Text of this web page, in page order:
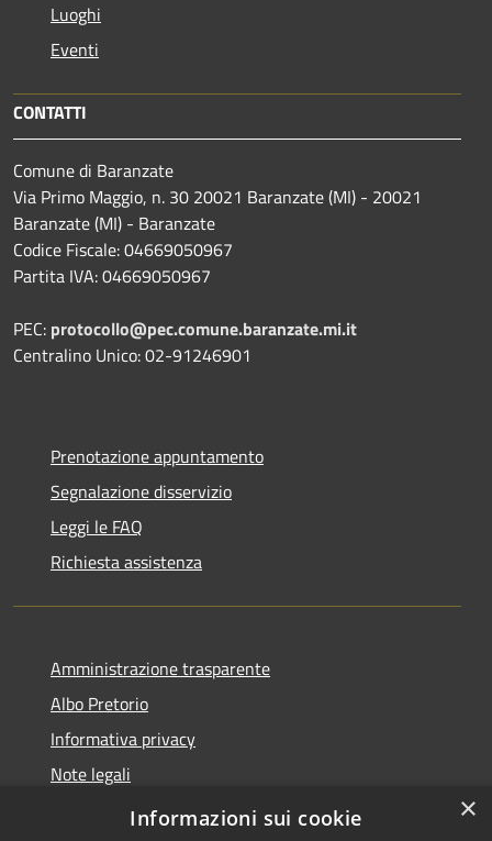
Luoghi
Eventi
CONTATTI
Comune di Baranzate
Via Primo Maggio, n. 30 20021 Baranzate (MI) - 20021
Baranzate (MI) - Baranzate
Codice Fiscale: 04669050967
Partita IVA: 04669050967
PEC: protocollo@pec.comune.baranzate.mi.it
Centralino Unico: 02-91246901
Prenotazione appuntamento
Segnalazione disservizio
Leggi le FAQ
Richiesta assistenza
Amministrazione trasparente
Albo Pretorio
Informativa privacy
Note legali
Dichiarazione di accessibilità
×
Informazioni sui cookie